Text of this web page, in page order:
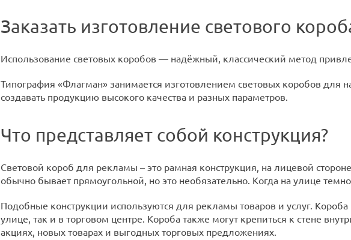
Заказать изготовление светового
Использование световых коробов — надёжный, классический метод
Типография «Флагман» занимается изготовлением световых коробов
создавать продукцию высокого качества и разных параметров.
Что представляет собой конструкция?
Световой короб для рекламы – это рамная конструкция, на лицевой
обычно бывает прямоугольной, но это необязательно. Когда на улице
Подобные конструкции используются для рекламы товаров и услуг.
улице, так и в торговом центре. Короба также могут крепиться к стене
акциях, новых товарах и выгодных торговых предложениях.